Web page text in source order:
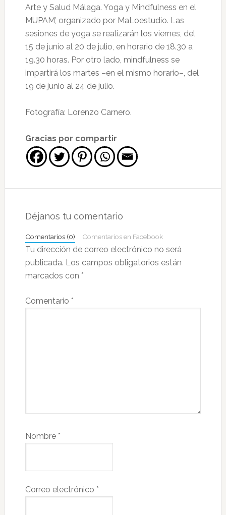
Arte y Salud Málaga. Yoga y Mindfulness en el
MUPAM’, organizado por MaLoestudio. Las
sesiones de yoga se realizarán los viernes, del
15 de junio al 20 de julio, en horario de 18.30 a
19.30 horas. Por otro lado, mindfulness se
impartirá los martes –en el mismo horario–, del
19 de junio al 24 de julio.
Fotografía: Lorenzo Carnero.
Gracias por compartir
con
lectores
Déjanos tu comentario
Comentarios (0) Comentarios en Facebook
Tu dirección de correo electrónico no será
publicada. Los campos obligatorios están
marcados con *
Comentario *
Nombre *
Correo electrónico *